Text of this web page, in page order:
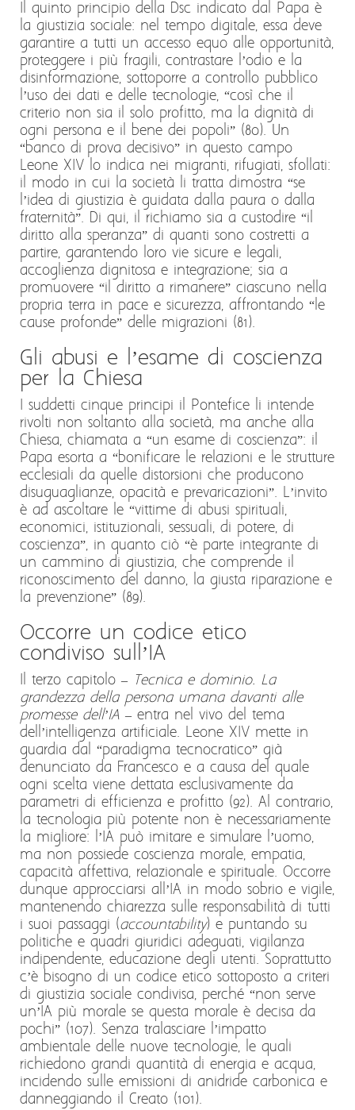
Il quinto principio della Dsc indicato dal Papa è
la giustizia sociale: nel tempo digitale, essa deve
garantire a tutti un accesso equo alle opportunità,
proteggere i più fragili, contrastare l’odio e la
disinformazione, sottoporre a controllo pubblico
l’uso dei dati e delle tecnologie, “così che il
criterio non sia il solo profitto, ma la dignità di
ogni persona e il bene dei popoli” (80). Un
“banco di prova decisivo” in questo campo
Leone XIV lo indica nei migranti, rifugiati, sfollati:
il modo in cui la società li tratta dimostra “se
l’idea di giustizia è guidata dalla paura o dalla
fraternità”. Di qui, il richiamo sia a custodire “il
diritto alla speranza” di quanti sono costretti a
partire, garantendo loro vie sicure e legali,
accoglienza dignitosa e integrazione; sia a
promuovere “il diritto a rimanere” ciascuno nella
propria terra in pace e sicurezza, affrontando “le
cause profonde” delle migrazioni (81).
Gli abusi e l’esame di coscienza
per la Chiesa
I suddetti cinque principi il Pontefice li intende
rivolti non soltanto alla società, ma anche alla
Chiesa, chiamata a “un esame di coscienza”: il
Papa esorta a “bonificare le relazioni e le strutture
ecclesiali da quelle distorsioni che producono
disuguaglianze, opacità e prevaricazioni”. L’invito
è ad ascoltare le “vittime di abusi spirituali,
economici, istituzionali, sessuali, di potere, di
coscienza”, in quanto ciò “è parte integrante di
un cammino di giustizia, che comprende il
riconoscimento del danno, la giusta riparazione e
la prevenzione” (89).
Occorre un codice etico
condiviso sull’IA
Il terzo capitolo – Tecnica e dominio. La
grandezza della persona umana davanti alle
promesse dell’IA – entra nel vivo del tema
dell’intelligenza artificiale. Leone XIV mette in
guardia dal “paradigma tecnocratico” già
denunciato da Francesco e a causa del quale
ogni scelta viene dettata esclusivamente da
parametri di efficienza e profitto (92). Al contrario,
la tecnologia più potente non è necessariamente
la migliore: l’IA può imitare e simulare l’uomo,
ma non possiede coscienza morale, empatia,
capacità affettiva, relazionale e spirituale. Occorre
dunque approcciarsi all’IA in modo sobrio e vigile,
mantenendo chiarezza sulle responsabilità di tutti
i suoi passaggi (accountability) e puntando su
politiche e quadri giuridici adeguati, vigilanza
indipendente, educazione degli utenti. Soprattutto
c’è bisogno di un codice etico sottoposto a criteri
di giustizia sociale condivisa, perché “non serve
un’IA più morale se questa morale è decisa da
pochi” (107). Senza tralasciare l’impatto
ambientale delle nuove tecnologie, le quali
richiedono grandi quantità di energia e acqua,
incidendo sulle emissioni di anidride carbonica e
danneggiando il Creato (101).